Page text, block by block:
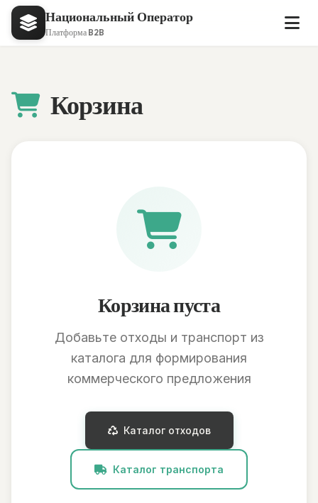
Национальный Оператор
Платформа B2B
Корзина
Корзина пуста
Добавьте отходы и транспорт из
каталога для формирования
коммерческого предложения
Каталог отходов
Каталог транспорта